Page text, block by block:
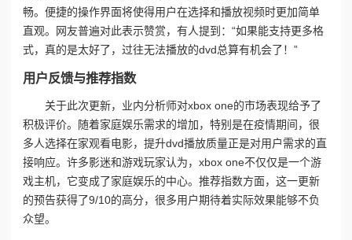
畅。便捷的操作界面将使得用户在选择和播放视频时更加简单
直观。网友普遍对此表示赞赏，有人提到：“如果能支持更多格
式，真的是太好了，过往无法播放的dvd总算有机会了！”
用户反馈与推荐指数
关于此次更新，业内分析师对xbox one的市场表现给予了
积极评价。随着家庭娱乐需求的增加，特别是在疫情期间，很
多人选择在家观看电影，提升dvd播放质量正是对用户需求的直
接响应。许多影迷和游戏玩家认为，xbox one不仅仅是一个游
戏主机，它变成了家庭娱乐的中心。推荐指数方面，这一更新
的预告获得了9/10的高分，很多用户期待着实际效果能够不负
众望。